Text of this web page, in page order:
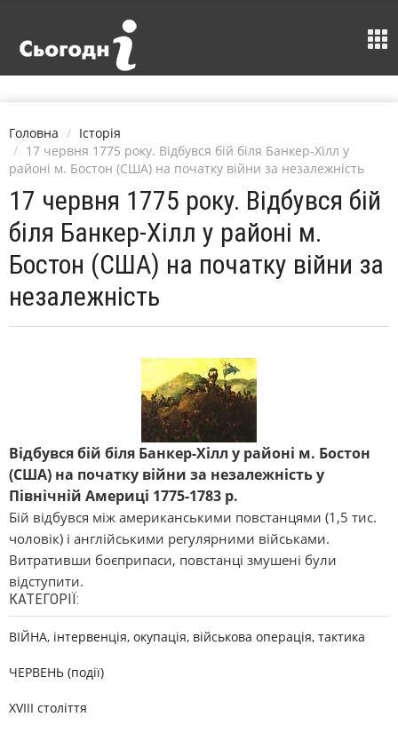
Головна
Історія
17 червня 1775 року. Відбувся бій біля Банкер-Хілл у
районі м. Бостон (США) на початку війни за незалежність
17 червня 1775 року. Відбувся бій
біля Банкер-Хілл у районі м.
Бостон (США) на початку війни за
незалежність
Відбувся бій біля Банкер-Хілл у районі м. Бостон
(США) на початку війни за незалежність у
Північній Америці 1775-1783 р.
Бій відбувся між американськими повстанцями (1,5 тис.
чоловік) і англійськими регулярними військами.
Витративши боєприпаси, повстанці змушені були
відступити.
КАТЕГОРІЇ:
ВІЙНА, інтервенція, окупація, військова операція, тактика
ЧЕРВЕНЬ (події)
XVIII століття